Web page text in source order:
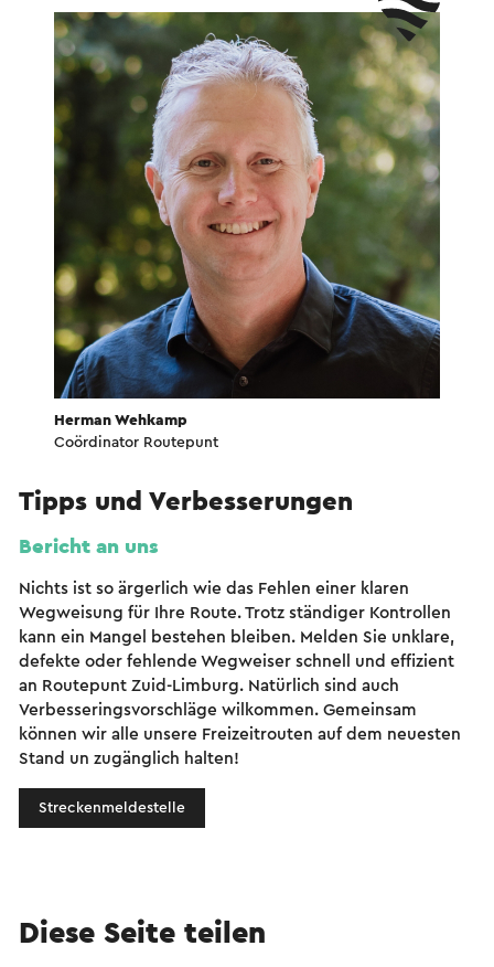
Herman Wehkamp
Coördinator Routepunt
Tipps und Verbesserungen
Bericht an uns
Nichts ist so ärgerlich wie das Fehlen einer klaren
Wegweisung für Ihre Route. Trotz ständiger Kontrollen
kann ein Mangel bestehen bleiben. Melden Sie unklare,
defekte oder fehlende Wegweiser schnell und effizient
an Routepunt Zuid-Limburg. Natürlich sind auch
Verbesseringsvorschläge wilkommen. Gemeinsam
können wir alle unsere Freizeitrouten auf dem neuesten
Stand un zugänglich halten!
Streckenmeldestelle
Diese Seite teilen